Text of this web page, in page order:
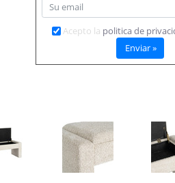
Acepto la politica de
Enviar »